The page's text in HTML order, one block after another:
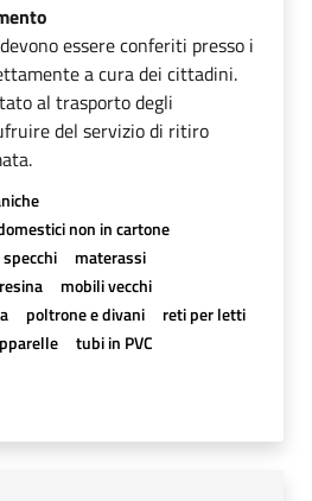
essere conferiti presso i
a cura dei cittadini.
al trasporto degli
del servizio di ritiro
non in cartone
materassi
mobili vecchi
poltrone e divani
reti per letti
tubi in PVC